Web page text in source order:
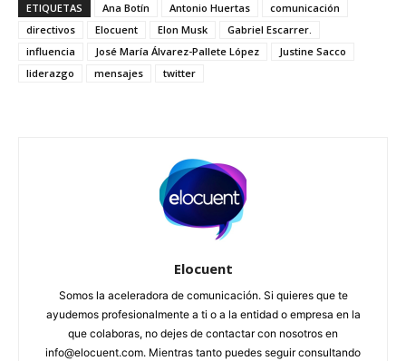
ETIQUETAS Ana Botín Antonio Huertas
comunicación
directivos
Elocuent Elon Musk
Gabriel Escarrer.
influencia
José María Álvarez-Pallete López
Justine Sacco
liderazgo
mensajes twitter
Elocuent
Somos la aceleradora de comunicación. Si quieres que te
ayudemos profesionalmente a ti o a la entidad o empresa en la
que colaboras, no dejes de contactar con nosotros en
info@elocuent.com. Mientras tanto puedes seguir consultando